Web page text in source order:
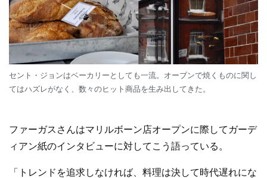
セント・ジョンはベーカリーとしても一流。オーブンで焼くものに関し
てはハズレがなく、数々のヒット商品を生み出してきた。
ファーガスさんはマリルボーン店オープンに際してガーデ
ィアン紙のインタビューに対してこう語っている。
「トレンドを追求しなければ、料理は決して時代遅れにな